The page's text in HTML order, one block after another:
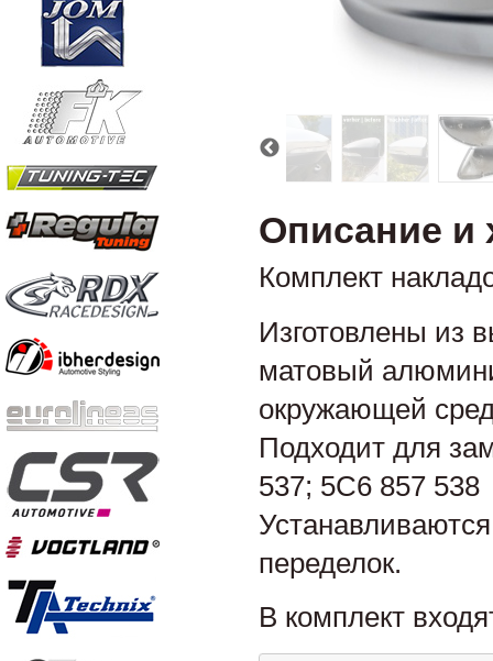
Описание и
Комплект
Изготовлены из
матовый
окружающей
Подходит для
537; 5C6 857 538
переделок.
В комплект